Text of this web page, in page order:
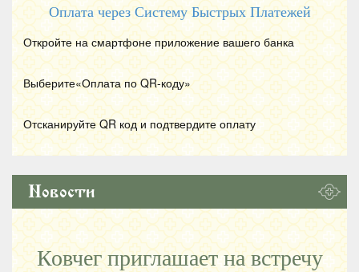
Оплата через Систему Быстрых Платежей
Откройте на смартфоне приложение вашего банка
Выберите«Оплата по QR-коду»
Отсканируйте QR код и подтвердите оплату
Новости
Ковчег приглашает на встречу